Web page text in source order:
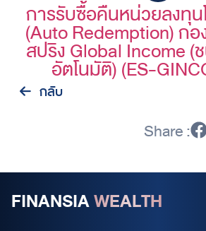
การรับซื้อคืนหน่วยลงทุน
(Auto Redemption) ก
สปริง Global Income (
อัตโนมัติ) (ES-
กลับ
Share :
FINANSIAWEALTH